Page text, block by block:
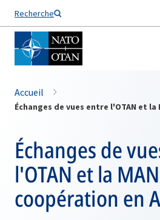
Recherche
Nom de famille*
Accueil
Échanges de
l'OTAN et la
coopération en